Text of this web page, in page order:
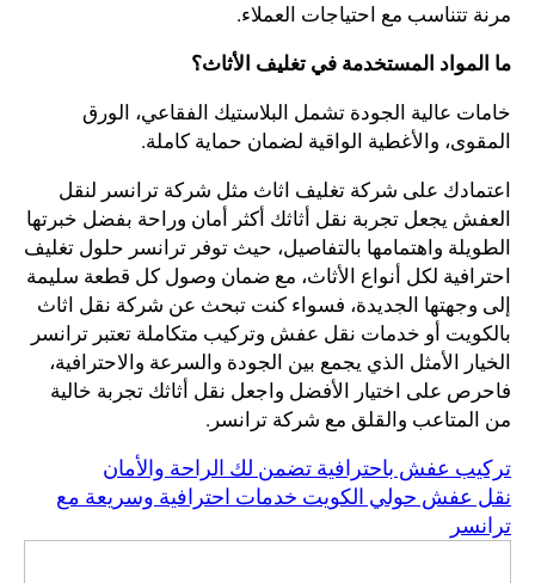
مرنة تتناسب مع احتياجات العملاء.
ما المواد المستخدمة في تغليف الأثاث؟
خامات عالية الجودة تشمل البلاستيك الفقاعي، الورق
المقوى، والأغطية الواقية لضمان حماية كاملة.
اعتمادك على شركة تغليف اثاث مثل شركة ترانسر لنقل
العفش يجعل تجربة نقل أثاثك أكثر أمان وراحة بفضل خبرتها
الطويلة واهتمامها بالتفاصيل، حيث توفر ترانسر حلول تغليف
احترافية لكل أنواع الأثاث، مع ضمان وصول كل قطعة سليمة
إلى وجهتها الجديدة، فسواء كنت تبحث عن شركة نقل اثاث
بالكويت أو خدمات نقل عفش وتركيب متكاملة تعتبر ترانسر
الخيار الأمثل الذي يجمع بين الجودة والسرعة والاحترافية،
فاحرص على اختيار الأفضل واجعل نقل أثاثك تجربة خالية
من المتاعب والقلق مع شركة ترانسر.
تركيب عفش باحترافية تضمن لك الراحة والأمان
نقل عفش حولي الكويت خدمات احترافية وسريعة مع
ترانسر